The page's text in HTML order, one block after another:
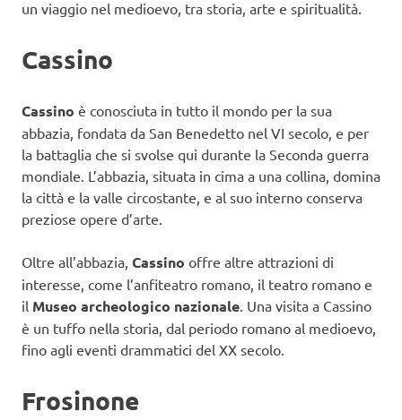
un viaggio nel medioevo, tra storia, arte e spiritualità.
Cassino
Cassino è conosciuta in tutto il mondo per la sua
abbazia, fondata da San Benedetto nel VI secolo, e per
la battaglia che si svolse qui durante la Seconda guerra
mondiale. L’abbazia, situata in cima a una collina, domina
la città e la valle circostante, e al suo interno conserva
preziose opere d’arte.
Oltre all’abbazia, Cassino offre altre attrazioni di
interesse, come l’anfiteatro romano, il teatro romano e
il Museo archeologico nazionale. Una visita a Cassino
è un tuffo nella storia, dal periodo romano al medioevo,
fino agli eventi drammatici del XX secolo.
Frosinone